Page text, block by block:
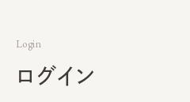
Login
ログイン